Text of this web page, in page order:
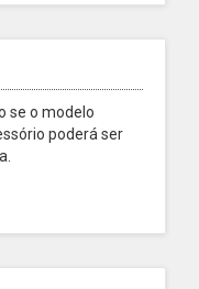
se o modelo
poderá ser